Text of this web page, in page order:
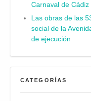
Carnaval de Cádiz
Las obras de las
social de la
de ejecución
CATEGORÍAS